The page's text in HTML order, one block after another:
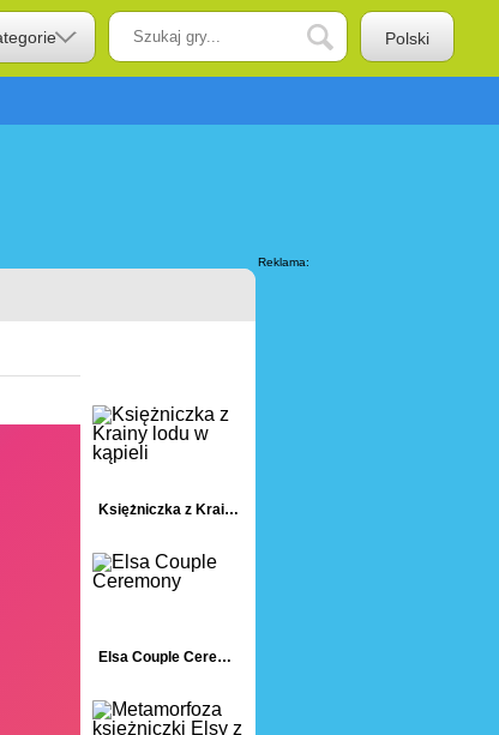
Polski
Księżniczka z Krainy lodu w kąpieli
Elsa Couple Ceremony
Reklama: